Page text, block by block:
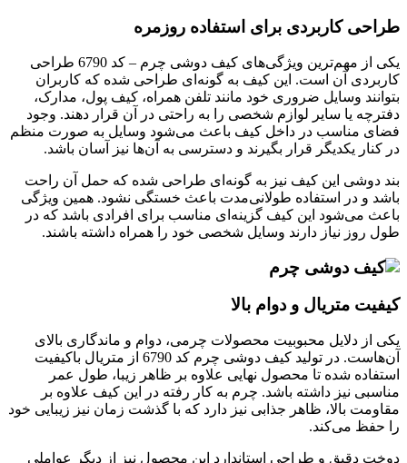
طراحی کاربردی برای استفاده روزمره
یکی از مهم‌ترین ویژگی‌های کیف دوشی چرم – کد 6790 طراحی
کاربردی آن است. این کیف به گونه‌ای طراحی شده که کاربران
بتوانند وسایل ضروری خود مانند تلفن همراه، کیف پول، مدارک،
دفترچه یا سایر لوازم شخصی را به راحتی در آن قرار دهند. وجود
فضای مناسب در داخل کیف باعث می‌شود وسایل به صورت منظم
در کنار یکدیگر قرار بگیرند و دسترسی به آن‌ها نیز آسان باشد.
بند دوشی این کیف نیز به گونه‌ای طراحی شده که حمل آن راحت
باشد و در استفاده طولانی‌مدت باعث خستگی نشود. همین ویژگی
باعث می‌شود این کیف گزینه‌ای مناسب برای افرادی باشد که در
طول روز نیاز دارند وسایل شخصی خود را همراه داشته باشند.
کیفیت متریال و دوام بالا
یکی از دلایل محبوبیت محصولات چرمی، دوام و ماندگاری بالای
آن‌هاست. در تولید کیف دوشی چرم کد 6790 از متریال باکیفیت
استفاده شده تا محصول نهایی علاوه بر ظاهر زیبا، طول عمر
مناسبی نیز داشته باشد. چرم به کار رفته در این کیف علاوه بر
مقاومت بالا، ظاهر جذابی نیز دارد که با گذشت زمان نیز زیبایی خود
را حفظ می‌کند.
دوخت دقیق و طراحی استاندارد این محصول نیز از دیگر عواملی